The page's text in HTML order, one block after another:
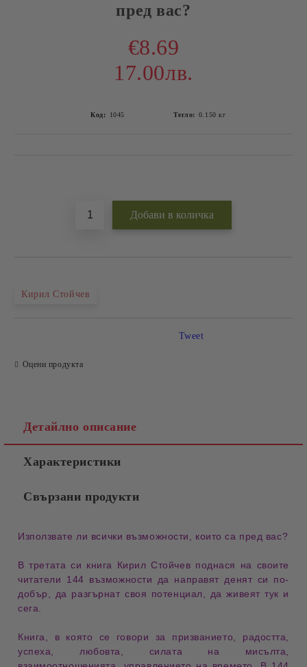
пред вас?
€8.69
17.00лв.
Код: 1045 Тегло: 0.150 кг
Кирил Стойчев
Оцени продукта
Tweet
Детайлно описание
Характеристики
Свързани продукти
Използвате ли всички възможности, които са пред вас?
В третата си книга Кирил Стойчев поднася на своите
читатели 144 възможности да направят денят си по-
добър, да разгърнат своя потенциал, да живеят тук и
сега.
Книга, в която се говори за
призванието, радостта,
успеха, любовта, силата на мисълта,